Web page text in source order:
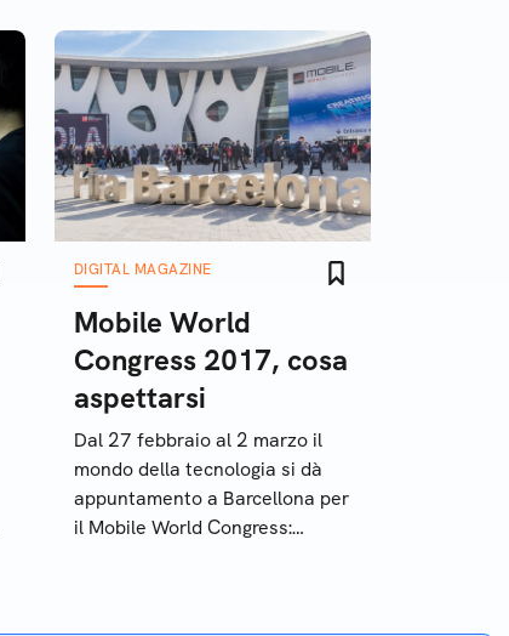
DIGITAL MAGAZINE
Mobile World
Congress 2017, cosa
aspettarsi
Dal 27 febbraio al 2 marzo il
mondo della tecnologia si dà
appuntamento a Barcellona per
il Mobile World Congress: